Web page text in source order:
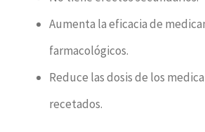
Aumenta la eficacia de
farmacológicos.
Reduce las dosis de los
recetados.